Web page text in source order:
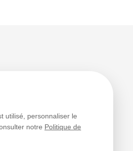
utilisé, personnaliser le
notre Politique de